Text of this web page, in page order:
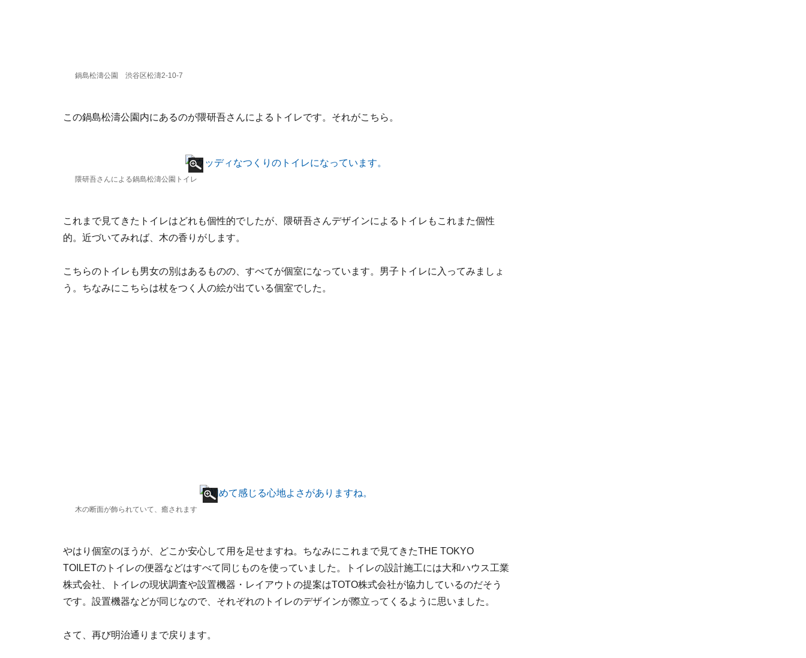
鍋島松濤公園 渋谷区松濤2-10-7
この鍋島松濤公園内にあるのが隈研吾さんによるトイレです。それがこちら。
隈研吾さんによる鍋島松濤公園トイレ
これまで見てきたトイレはどれも個性的でしたが、隈研吾さんデザインによるトイレもこれまた個性
的。近づいてみれば、木の香りがします。
こちらのトイレも男女の別はあるものの、すべてが個室になっています。男子トイレに入ってみましょ
う。ちなみにこちらは杖をつく人の絵が出ている個室でした。
木の断面が飾られていて、癒されます
やはり個室のほうが、どこか安心して用を足せますね。ちなみにこれまで見てきたTHE TOKYO
TOILETのトイレの便器などはすべて同じものを使っていました。トイレの設計施工には大和ハウス工業
株式会社、トイレの現状調査や設置機器・レイアウトの提案はTOTO株式会社が協力しているのだそう
です。設置機器などが同じなので、それぞれのトイレのデザインが際立ってくるように思いました。
さて、再び明治通りまで戻ります。